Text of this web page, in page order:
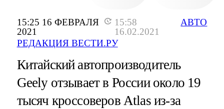
15:25 16 ФЕВРАЛЯ
2021
15:58
16.02.2021
РЕДАКЦИЯ ВЕСТИ.РУ
АВТО
Китайский автопроизводитель
Geely отзывает в России около 19
тысяч кроссоверов Atlas из-за